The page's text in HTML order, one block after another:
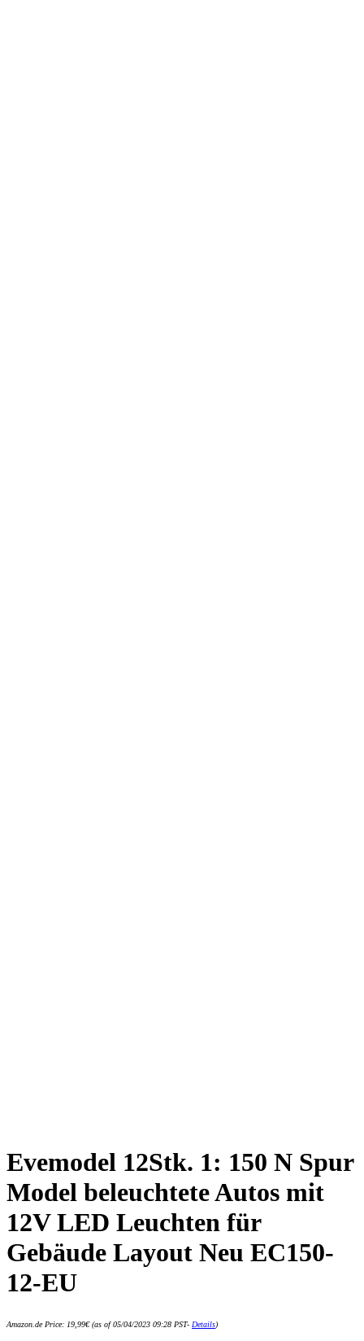
Evemodel 12Stk. 1: 150 N Spur
Model beleuchtete Autos mit
12V LED Leuchten für
Gebäude Layout Neu EC150-
12-EU
Amazon.de Price: 19,99€(as of 05/04/2023 09:28 PST- Details)